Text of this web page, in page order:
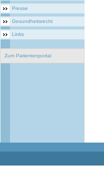
Presse
Gesundheitsrecht
Links
Zum Patientenportal